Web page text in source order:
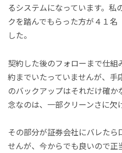
るシステムになっています。私
クを踏んでもらった方が４１名
した。
契約した後のフォローまで仕
約までいたっていませんが、手
のバックアップはそれだけ確か
念なのは、一部クリーンさに欠
その部分が証券会社にバレた
せんが、今からでも良いので正